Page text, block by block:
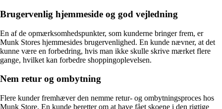
Brugervenlig hjemmeside og god vejledning
En af de opmærksomhedspunkter, som kunderne bringer frem, er
Munk Stores hjemmesides brugervenlighed. En kunde nævner, at det
kunne være en forbedring, hvis man ikke skulle skrive mærket flere
gange, hvilket kan forbedre shoppingoplevelsen.
Nem retur og ombytning
Flere kunder fremhæver den nemme retur- og ombytningsproces hos
Munk Store. En kunde beretter om at have fået skoene i den rigtige